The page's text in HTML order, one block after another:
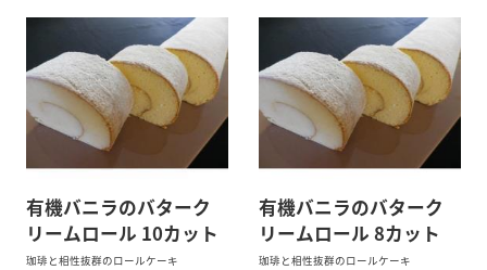
有機バニラのバターク
リームロール 10カット
珈琲と相性抜群のロールケーキ
有機バニラのバターク
リームロール 8カット
珈琲と相性抜群のロールケーキ